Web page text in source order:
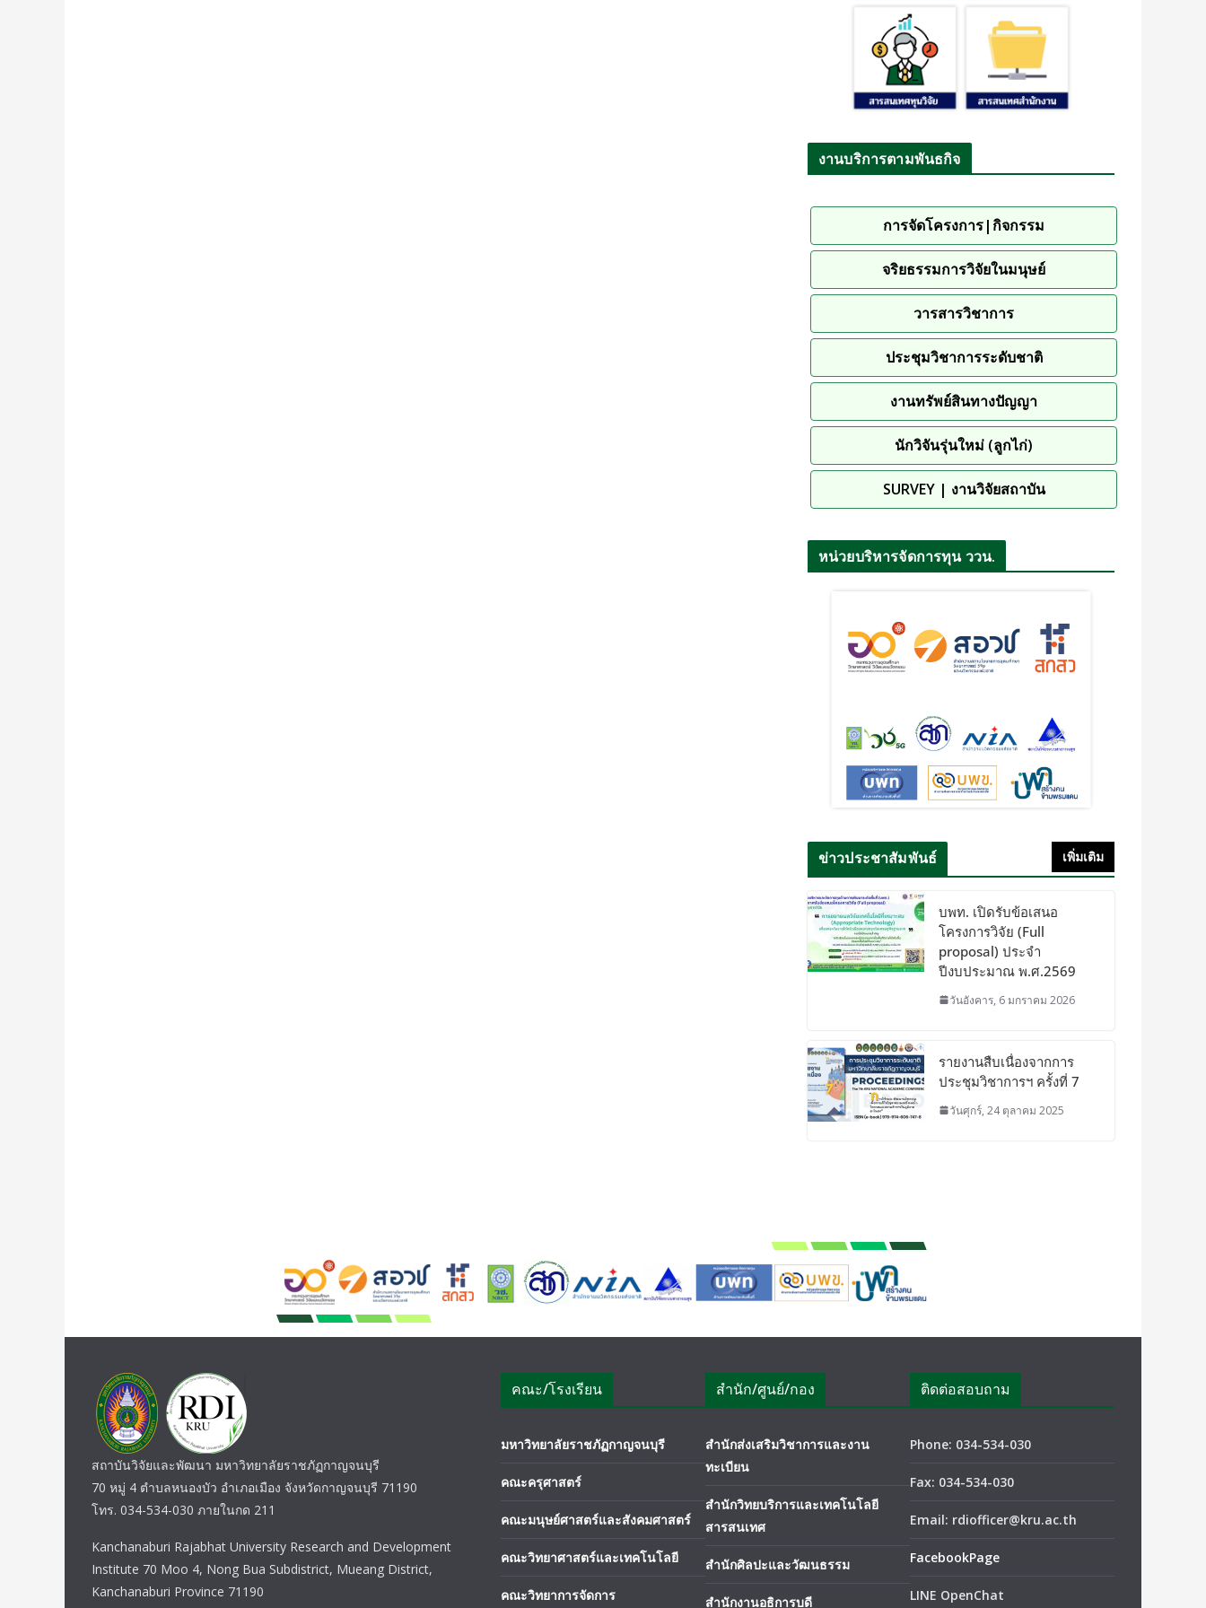
งานบริการตามพันธกิจ
การจัดโครงการ|กิจกรรม
จริยธรรมการวิจัยในมนุษย์
วารสารวิชาการ
ประชุมวิชาการระดับชาติ
งานทรัพย์สินทางปัญญา
นักวิจันรุ่นใหม่ (ลูกไก่)
SURVEY | งานวิจัยสถาบัน
หน่วยบริหารจัดการทุน ววน.
ข่าวประชาสัมพันธ์ เพิ่มเติม
บพท. เปิดรับข้อเสนอ
โครงการวิจัย (Full
proposal) ประจำ
ปีงบประมาณ พ.ศ.2569
วันอังคาร, 6 มกราคม 2026
รายงานสืบเนื่องจากการ
ประชุมวิชาการฯ ครั้งที่ 7
วันศุกร์, 24 ตุลาคม 2025
สถาบันวิจัยและพัฒนา มหาวิทยาลัยราชภัฏกาญจนบุรี
70 หมู่ 4 ตำบลหนองบัว อำเภอเมือง จังหวัดกาญจนบุรี 71190
โทร. 034-534-030 ภายในกด 211
Kanchanaburi Rajabhat University Research and Development
Institute 70 Moo 4, Nong Bua Subdistrict, Mueang District,
Kanchanaburi Province 71190
คณะ/โรงเรียน
มหาวิทยาลัยราชภัฏกาญจนบุรี
คณะครุศาสตร์
คณะมนุษย์ศาสตร์และสังคมศาสตร์
คณะวิทยาศาสตร์และเทคโนโลยี
คณะวิทยาการจัดการ
สำนัก/ศูนย์/กอง
สำนักส่งเสริมวิชาการและงาน
ทะเบียน
สำนักวิทยบริการและเทคโนโลยี
สารสนเทศ
สำนักศิลปะและวัฒนธรรม
สำนักงานอธิการบดี
ติดต่อสอบถาม
Phone: 034-534-030
Fax: 034-534-030
Email: rdiofficer@kru.ac.th
FacebookPage
LINE OpenChat